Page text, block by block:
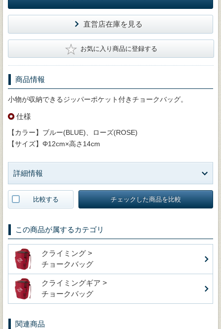
直営店在庫を見る
★ お気に入り商品に登録する
商品情報
小物が収納できるジッパーポケット付きチョークバッグ。
仕様
【カラー】ブルー(BLUE)、ローズ(ROSE)
【サイズ】Φ12cm×高さ14cm
詳細情報
比較する チェックした商品を比較
この商品が属するカテゴリ
クライミング >
チョークバッグ
クライミングギア >
チョークバッグ
関連商品